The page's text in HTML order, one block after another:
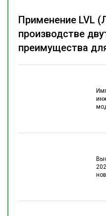
Применение LVL
производстве
преимущества